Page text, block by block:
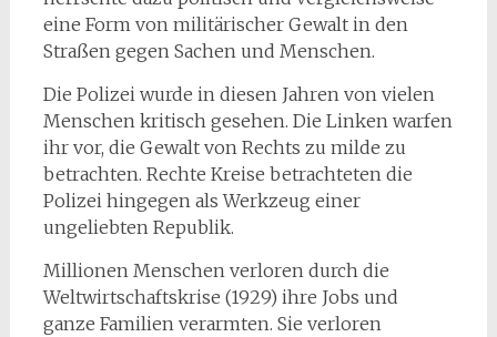
eine Form von militärischer Gewalt in den
Straßen gegen Sachen und Menschen.
Die Polizei wurde in diesen Jahren von vielen
Menschen kritisch gesehen. Die Linken warfen
ihr vor, die Gewalt von Rechts zu milde zu
betrachten. Rechte Kreise betrachteten die
Polizei hingegen als Werkzeug einer
ungeliebten Republik.
Millionen Menschen verloren durch die
Weltwirtschaftskrise (1929) ihre Jobs und
ganze Familien verarmten. Sie verloren